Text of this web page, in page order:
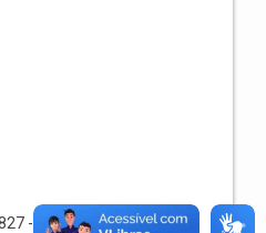
-- 1118.02.3.1.00-ISS-